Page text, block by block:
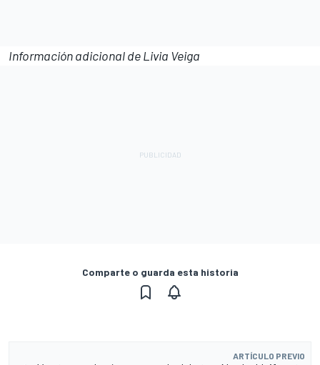
Información adicional de Livia Veiga
Comparte o guarda esta historia
ARTÍCULO PREVIO